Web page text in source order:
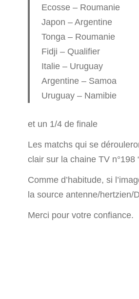
Ecosse – Roumanie
Japon – Argentine
Tonga – Roumanie
Fidji – Qualifier
Italie – Uruguay
Argentine – Samoa
Uruguay – Namibie
et un 1/4 de finale
Les matchs qui se
clair sur la chaine TV n°198
Comme d’habitude, si
la source antenne/hertzien/
Merci pour votre confiance.